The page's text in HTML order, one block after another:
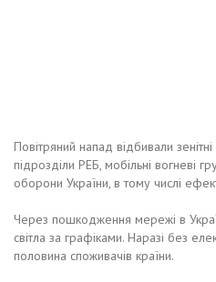
Повітряний напад відбивали зенітні
підрозділи РЕБ, мобільні вогневі
оборони України, в тому числі
Через пошкодження мережі в
світла за графіками. Наразі без
половина споживачів країни.